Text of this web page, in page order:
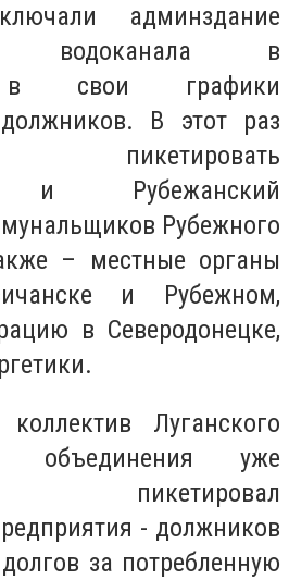
админздание
водоканала в
в свои графики
В этот раз
пикетировать
и Рубежанский
Рубежного
– местные органы
и Рубежном,
в Северодонецке,
Луганского
объединения уже
пикетировал
- должников
за потребленную